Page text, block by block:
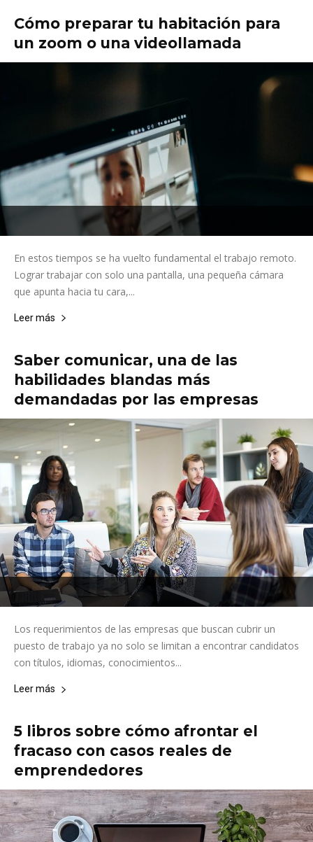
Cómo preparar tu habitación para
un zoom o una videollamada
En estos tiempos se ha vuelto fundamental el trabajo remoto.
Lograr trabajar con solo una pantalla, una pequeña cámara
que apunta hacia tu cara,...
Leer más
Saber comunicar, una de las
habilidades blandas más
demandadas por las empresas
Los requerimientos de las empresas que buscan cubrir un
puesto de trabajo ya no solo se limitan a encontrar candidatos
con títulos, idiomas, conocimientos...
Leer más
5 libros sobre cómo afrontar el
fracaso con casos reales de
emprendedores